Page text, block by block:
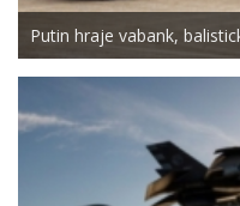
Putin hraje vabank,